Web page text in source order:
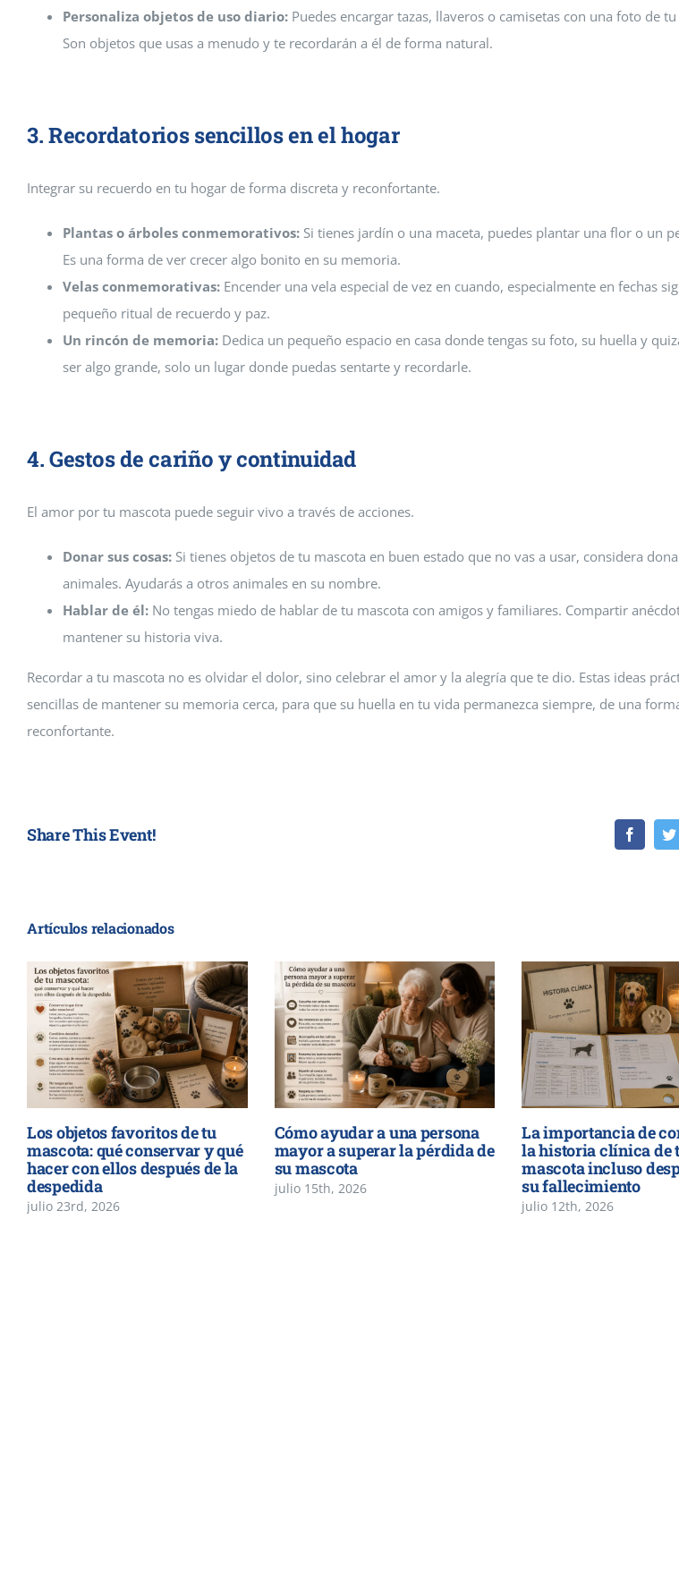
Personaliza objetos de uso diario: Puedes encargar tazas, llaveros o camisetas con una foto de
Son objetos que usas a menudo y te recordarán a él de forma natural.
3. Recordatorios sencillos en el hogar
Integrar su recuerdo en tu hogar de forma discreta y reconfortante.
Plantas o árboles conmemorativos: Si tienes jardín o una maceta, puedes plantar una flor o un
Es una forma de ver crecer algo bonito en su memoria.
Velas conmemorativas: Encender una vela especial de vez en cuando, especialmente en fechas
pequeño ritual de recuerdo y paz.
Un rincón de memoria: Dedica un pequeño espacio en casa donde tengas su foto, su huella y
ser algo grande, solo un lugar donde puedas sentarte y recordarle.
4. Gestos de cariño y continuidad
El amor por tu mascota puede seguir vivo a través de acciones.
Donar sus cosas: Si tienes objetos de tu mascota en buen estado que no vas a usar, considera
animales. Ayudarás a otros animales en su nombre.
Hablar de él: No tengas miedo de hablar de tu mascota con amigos y familiares. Compartir
mantener su historia viva.
Recordar a tu mascota no es olvidar el dolor, sino celebrar el amor y la alegría que te dio. Estas ideas
sencillas de mantener su memoria cerca, para que su huella en tu vida permanezca siempre, de una
reconfortante.
Share This Event! Facebook
Artículos relacionados
Los objetos favoritos de tu
mascota: qué conservar y qué
hacer con ellos después de la
despedida
julio 23rd, 2026
Cómo ayudar a una persona
mayor a superar la pérdida de
su mascota
julio 15th, 2026
La importancia de
la historia clínica de
mascota incluso
su fallecimiento
julio 12th, 2026